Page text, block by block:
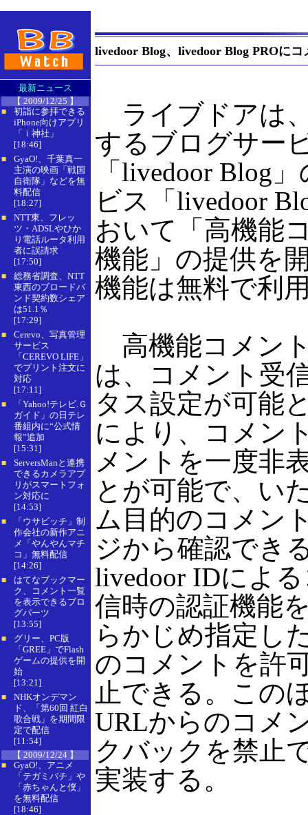
最新ニュース
【 2009/12/25 】
■
初詣に参拝できる
iPhone向けアプリ
「ｉ神社」
[18:46]
■
GyaO!、千葉真一
主演の映画「戦国
自衛隊」などを無
料配信
[18:27]
■
NTT東、フレッ
ツ・ADSLやひか
り電話ルータ利用
者に誤請求
[17:50]
■
総務省調査、NTT
東西のブロードバ
ンド契約数シェア
は51.1％
[17:29]
■
Cerevo、写真管理
サービス
「CEREVO LIFE」
でプリント注文に
対応
[17:11]
■
「Yahoo!テレビ.Ｇ
ガイド」の日テレ
番組内に“公式情
報”追加
[15:31]
■
ServersManと連携
できるカメラアプ
リがスマートフォ
ン対応に
[14:53]
■
「ウサビッチ」制
作会社の新作アニ
メ「やんやんマチ
コ」無料配信
[14:26]
■
はてなブックマー
ク、コメント一覧
を表示できるブロ
グパーツ
[13:55]
■
グリー、PC版
「GREE」でFlash
ゲームの提供を開
始
[13:21]
■
NHKオンデマン
ド、「第60回 紅白
歌合戦」を期間限
定で配信
[11:54]
【 2009/12/24 】
■
GyaO!、アニメ
「テガミバチ」や
「赤ちゃんと僕」
を無料配信
[18:46]
livedoor Blog、livedoor Blog PROに
ライブドアは
するブログサー
「livedoor Blog
ビス「livedoor
おいて「高機能
機能」の提供を
機能は無料で利
高機能コメン
は、コメント受
タス設定が可能
により、コメン
メントを一度非
とが可能で、い
ム目的のコメン
ジから確認でき
livedoor IDによ
信時の認証機能
らかじめ指定し
のコメントを許
止できる。この
URLからのコメ
クバックを禁止
実装する。